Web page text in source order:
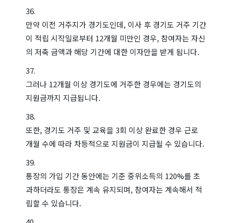
만약 이전 거주지가 경기도인데, 이사 후 경기도 거주 기간
이 적립 시작일로부터 12개월 미만인 경우, 참여자는 자신
의 저축 금액과 해당 기간에 대한 이자만을 받게 됩니다.
그러나 12개월 이상 경기도에 거주한 경우에는 경기도의
지원금까지 지급됩니다.
또한, 경기도 거주 및 교육을 3회 이상 완료한 경우 근로
개월 수에 따라 차등적으로 지원금이 지급될 수 있습니다.
통장의 가입 기간 동안에는 기준 중위소득의 120%를 초
과하더라도 통장은 계속 유지되며, 참여자는 계속해서 적
립할 수 있습니다.